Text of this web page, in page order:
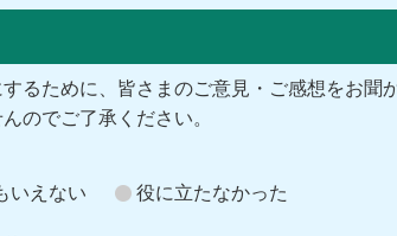
るために、皆さまのご意見・ご感想をお聞
のでご了承ください。
いえない 役に立たなかった